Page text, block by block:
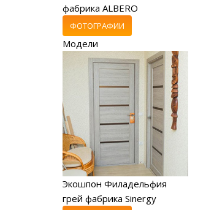
фабрика ALBERO
ФОТОГРАФИИ
Модели
Экошпон Филадельфия
грей фабрика Sinergy